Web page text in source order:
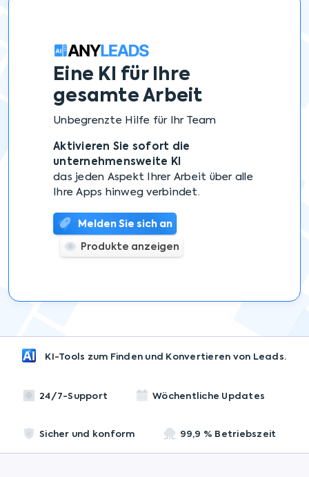
Eine KI für Ihre
gesamte Arbeit
Unbegrenzte Hilfe für Ihr Team
Aktivieren Sie sofort die
unternehmensweite KI
das jeden Aspekt Ihrer Arbeit über alle
Ihre Apps hinweg verbindet.
Melden Sie sich an
Produkte anzeigen
KI-Tools zum Finden und Konvertieren von Leads.
24/7-Support Wöchentliche Updates
Sicher und konform 99,9 % Betriebszeit